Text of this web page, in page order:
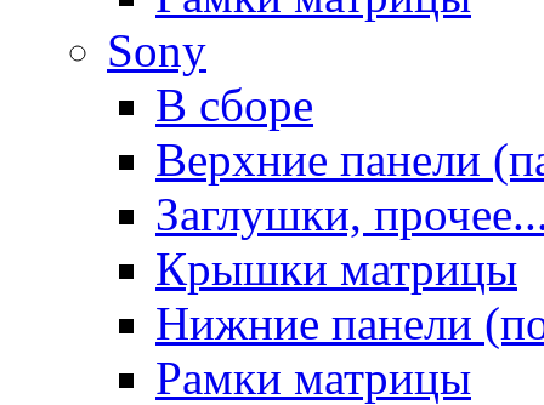
Sony
В сборе
Верхние панели
Заглушки,
Крышки матрицы
Нижние панели
Рамки матрицы